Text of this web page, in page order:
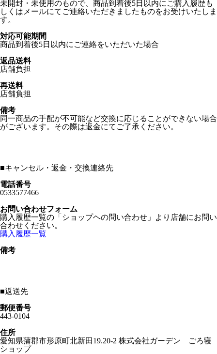
未開封・未使用のもので、商品到着後5日以内にご購入履歴も
しくはメールにてご連絡いただきましたものをお受けいたしま
す。
対応可能期間
商品到着後5日以内にご連絡をいただいた場合
返品送料
店舗負担
再送料
店舗負担
備考
同一商品の手配が不可能など交換に応じることができない場合
がございます。その際は返金にてご了承ください。
■キャンセル・返金・交換連絡先
電話番号
0533577466
お問い合わせフォーム
購入履歴一覧の「ショップヘの問い合わせ」より店舗にお問い
合わせください。
購入履歴一覧
備考
■返送先
郵便番号
443-0104
住所
愛知県蒲郡市形原町北新田19.20-2 株式会社ガーデン ごろ寝
ショップ